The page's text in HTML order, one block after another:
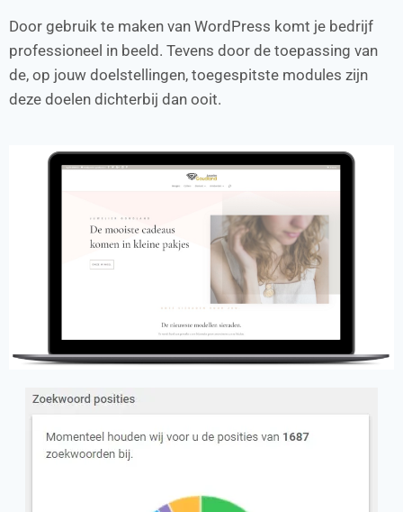
Door gebruik te maken van WordPress komt je bedrijf
professioneel in beeld. Tevens door de toepassing van
de, op jouw doelstellingen, toegespitste modules zijn
deze doelen dichterbij dan ooit.